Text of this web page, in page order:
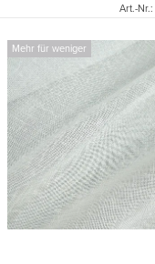
Art.-Nr.:
Mehr für weniger